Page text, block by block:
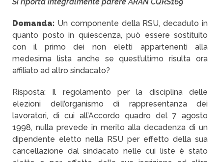
Domanda: Un componente della RSU, decaduto in
quanto posto in quiescenza, può essere sostituito
con il primo dei non eletti appartenenti alla
medesima lista anche se quest’ultimo risulta ora
affiliato ad altro sindacato?
Risposta: Il regolamento per la disciplina delle
elezioni dell’organismo di rappresentanza dei
lavoratori, di cui all’Accordo quadro del 7 agosto
1998, nulla prevede in merito alla decadenza di un
dipendente eletto nella RSU per effetto della sua
cancellazione dal sindacato nelle cui liste è stato